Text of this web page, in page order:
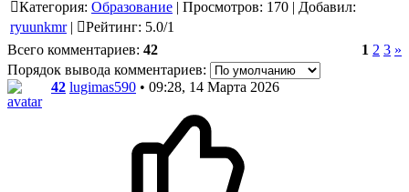
Категория: Образование | Просмотров: 170 | Добавил:
ryuunkmr | Рейтинг: 5.0/1
Всего комментариев: 42 1 2 3 »
Порядок вывода комментариев:
42 lugimas590 • 09:28, 14 Марта 2026